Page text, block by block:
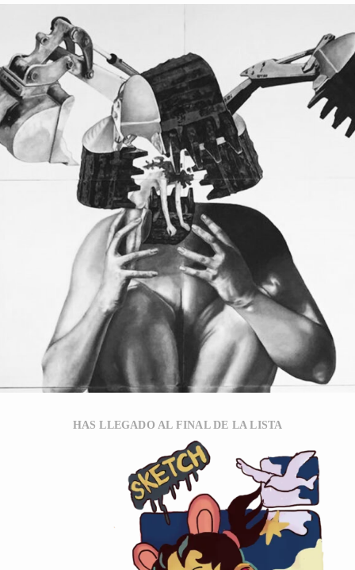
HAS LLEGADO AL FINAL DE LA LISTA